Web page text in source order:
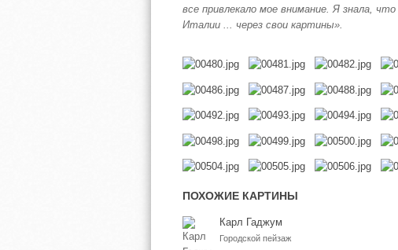
все привлекало мое внимание. Я знала,
Италии ... через свои картины».
ПОХОЖИЕ КАРТИНЫ
Карл Гаджум
Городской пейзаж